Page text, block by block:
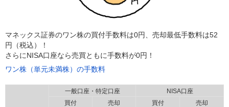
マネックス証券のワン株の買付手数料は0円、売却最低手数料は52
円（税込）！
さらにNISA口座なら売買ともに手数料が0円！
ワン株（単元未満株）の手数料
一般口座・特定口座
NISA口座
買付
売却 買付
売却